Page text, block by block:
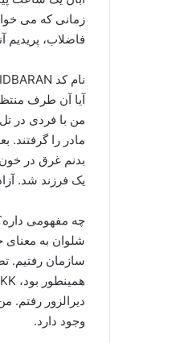
زمانی که می
فاضلاب، پریدیم
نام کد AGIDBARAN
آیا آن طرف
من با فردی در
مادر را گرفتند.
یک فرزند شد. آزاد احمد
چه مفهومی
شلوان به معنای
وجود دارد.